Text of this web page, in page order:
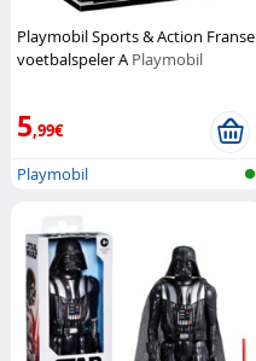
Playmobil Sports & Action Franse
voetbalspeler A Playmobil
5,99€
Playmobil